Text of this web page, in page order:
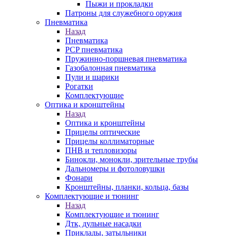
Пыжи и прокладки
Патроны для служебного оружия
Пневматика
Назад
Пневматика
PCP пневматика
Пружинно-поршневая пневматика
Газобалонная пневматика
Пули и шарики
Рогатки
Комплектующие
Оптика и кронштейны
Назад
Оптика и кронштейны
Прицелы оптические
Прицелы коллиматорные
ПНВ и тепловизоры
Бинокли, монокли, зрительные трубы
Дальномеры и фотоловушки
Фонари
Кронштейны, планки, кольца, базы
Комплектующие и тюнинг
Назад
Комплектующие и тюнинг
Дтк, дульные насадки
Приклады, затыльники